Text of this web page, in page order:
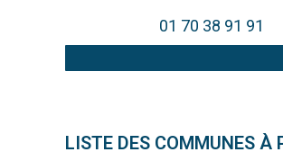
01 70 38 91 91
LISTE DES COMMUNES À